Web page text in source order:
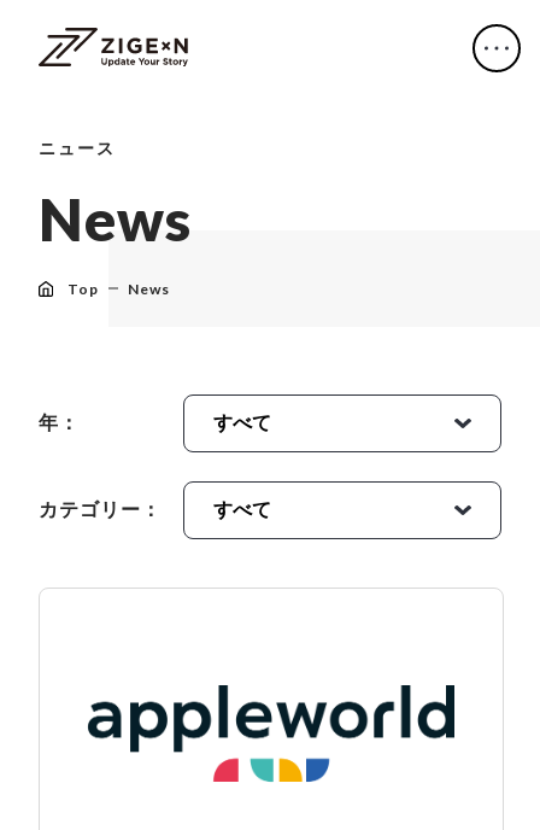
ニュース
News
Top News
年：
カテゴリー：